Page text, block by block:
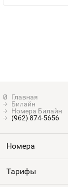
Билайн
Номера Билайн
(962) 874-5656
Номера
Все номера
Тарифы